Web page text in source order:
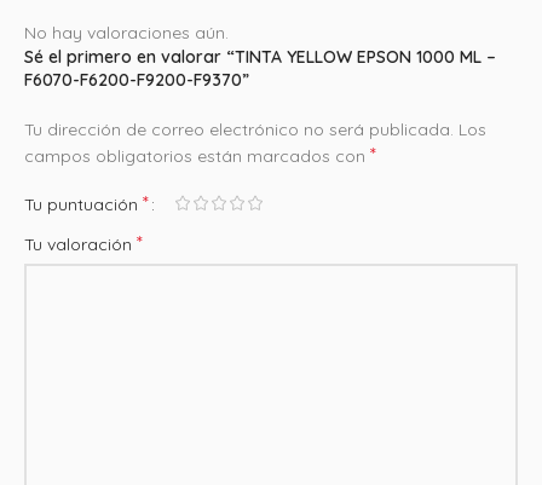
No hay valoraciones aún.
Sé el primero en valorar “TINTA YELLOW EPSON 1000 ML –
F6070-F6200-F9200-F9370”
Tu dirección de correo electrónico no será publicada. Los
campos obligatorios están marcados con *
Tu puntuación *
Tu valoración *